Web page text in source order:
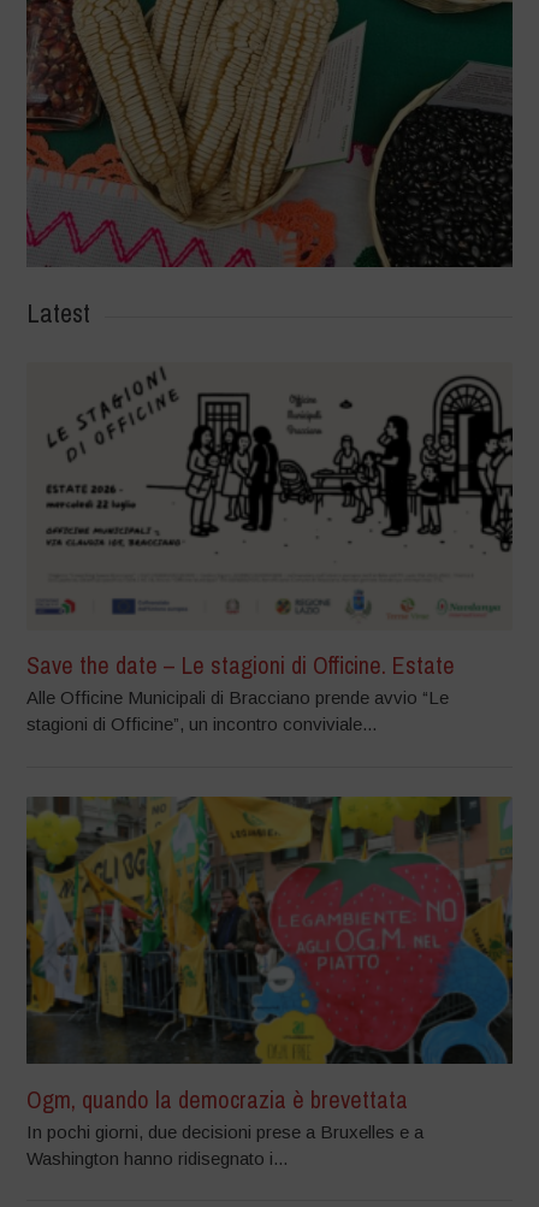
Latest
Save the date – Le stagioni di Officine. Estate
Alle Officine Municipali di Bracciano prende avvio “Le
stagioni di Officine”, un incontro conviviale...
Ogm, quando la democrazia è brevettata
In pochi giorni, due decisioni prese a Bruxelles e a
Washington hanno ridisegnato i...